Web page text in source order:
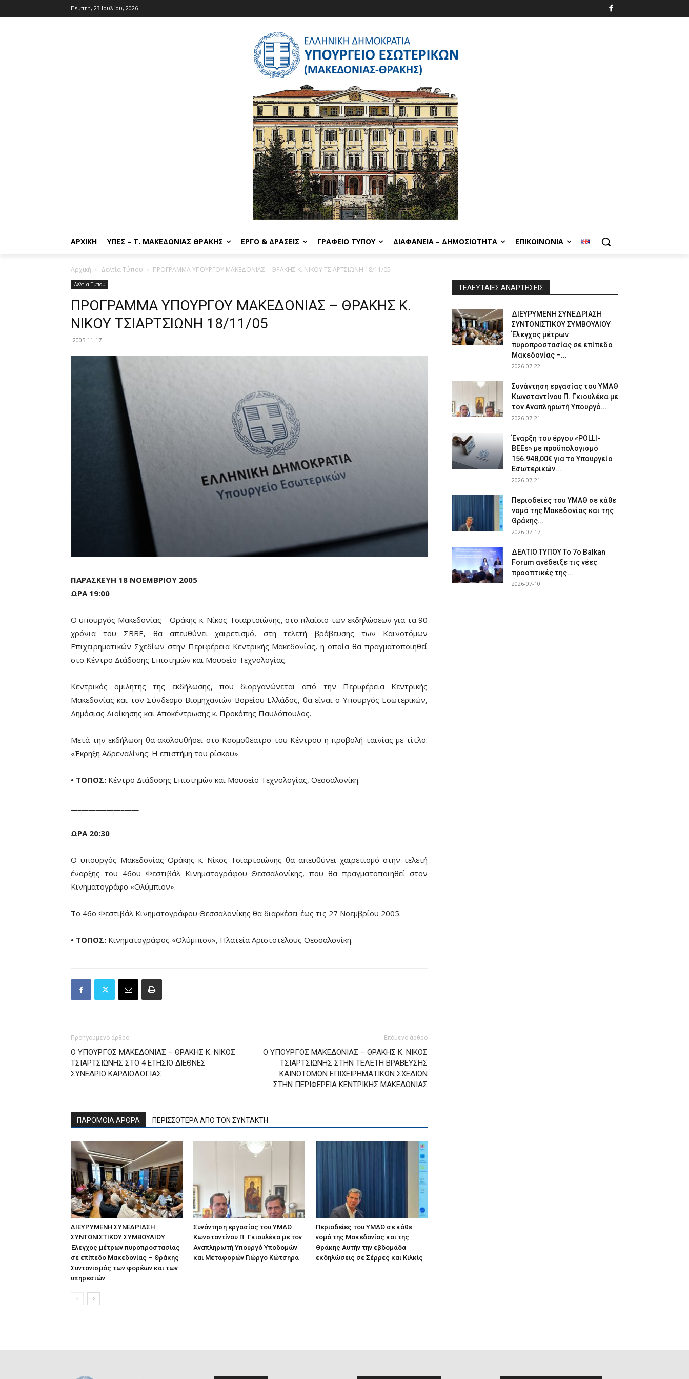
Πέμπτη, 23 Ιουλίου, 2026
ΑΡΧΙΚΉ ΥΠΕΣ – Τ. ΜΑΚΕΔΟΝΊΑΣ ΘΡΆΚΗΣ ΈΡΓΟ & ΔΡΆΣΕΙΣ ΓΡΑΦΕΊΟ ΤΎΠΟΥ ΔΙΑΦΆΝΕΙΑ – ΔΗΜΟΣΙΌΤΗΤΑ ΕΠΙΚΟΙΝΩΝΊΑ
Αρχική Δελτία Τύπου ΠΡΟΓΡΑΜΜΑ ΥΠΟΥΡΓΟΥ ΜΑΚΕΔΟΝΙΑΣ – ΘΡΑΚΗΣ Κ. ΝΙΚΟΥ ΤΣΙΑΡΤΣΙΩΝΗ 18/11/05
Δελτία Τύπου
ΠΡΟΓΡΑΜΜΑ ΥΠΟΥΡΓΟΥ ΜΑΚΕΔΟΝΙΑΣ – ΘΡΑΚΗΣ Κ.
ΝΙΚΟΥ ΤΣΙΑΡΤΣΙΩΝΗ 18/11/05
2005-11-17
ΠΑΡΑΣΚΕΥΗ 18 ΝΟΕΜΒΡΙΟΥ 2005
ΩΡΑ 19:00
Ο υπουργός Μακεδονίας – Θράκης κ. Νίκος Τσιαρτσιώνης, στο πλαίσιο των εκδηλώσεων για τα 90
χρόνια του ΣΒΒΕ, θα απευθύνει χαιρετισμό, στη τελετή βράβευσης των Καινοτόμων
Επιχειρηματικών Σχεδίων στην Περιφέρεια Κεντρικής Μακεδονίας, η οποία θα πραγματοποιηθεί
στο Κέντρο Διάδοσης Επιστημών και Μουσείο Τεχνολογίας.
Κεντρικός ομιλητής της εκδήλωσης, που διοργανώνεται από την Περιφέρεια Κεντρικής
Μακεδονίας και τον Σύνδεσμο Βιομηχανιών Βορείου Ελλάδος, θα είναι ο Υπουργός Εσωτερικών,
Δημόσιας Διοίκησης και Αποκέντρωσης κ. Προκόπης Παυλόπουλος.
Μετά την εκδήλωση θα ακολουθήσει στο Κοσμοθέατρο του Κέντρου η προβολή ταινίας με τίτλο:
«Έκρηξη Αδρεναλίνης: Η επιστήμη του ρίσκου».
• ΤΟΠΟΣ: Κέντρο Διάδοσης Επιστημών και Μουσείο Τεχνολογίας, Θεσσαλονίκη.
ΩΡΑ 20:30
Ο υπουργός Μακεδονίας Θράκης κ. Νίκος Τσιαρτσιώνης θα απευθύνει χαιρετισμό στην τελετή
έναρξης του 46ου Φεστιβάλ Κινηματογράφου Θεσσαλονίκης, που θα πραγματοποιηθεί στον
Κινηματογράφο «Ολύμπιον».
Το 46ο Φεστιβάλ Κινηματογράφου Θεσσαλονίκης θα διαρκέσει έως τις 27 Νοεμβρίου 2005.
• ΤΟΠΟΣ: Κινηματογράφος «Ολύμπιον», Πλατεία Αριστοτέλους Θεσσαλονίκη.
Προηγούμενο άρθρο
Ο ΥΠΟΥΡΓΟΣ ΜΑΚΕΔΟΝΙΑΣ – ΘΡΑΚΗΣ Κ. ΝΙΚΟΣ
ΤΣΙΑΡΤΣΙΩΝΗΣ ΣΤΟ 4 ΕΤΗΣΙΟ ΔΙΕΘΝΕΣ
ΣΥΝΕΔΡΙΟ ΚΑΡΔΙΟΛΟΓΙΑΣ
Επόμενο άρθρο
Ο ΥΠΟΥΡΓΟΣ ΜΑΚΕΔΟΝΙΑΣ – ΘΡΑΚΗΣ Κ. ΝΙΚΟΣ
ΤΣΙΑΡΤΣΙΩΝΗΣ ΣΤΗΝ ΤΕΛΕΤΗ ΒΡΑΒΕΥΣΗΣ
ΚΑΙΝΟΤΟΜΩΝ ΕΠΙΧΕΙΡΗΜΑΤΙΚΩΝ ΣΧΕΔΙΩΝ
ΣΤΗΝ ΠΕΡΙΦΕΡΕΙΑ ΚΕΝΤΡΙΚΗΣ ΜΑΚΕΔΟΝΙΑΣ
ΠΑΡΟΜΟΙΑ ΑΡΘΡΑ ΠΕΡΙΣΣΟΤΕΡΑ ΑΠΟ ΤΟΝ ΣΥΝΤΑΚΤΗ
ΔΙΕΥΡΥΜΕΝΗ ΣΥΝΕΔΡΙΑΣΗ
ΣΥΝΤΟΝΙΣΤΙΚΟΥ ΣΥΜΒΟΥΛΙΟΥ
Έλεγχος μέτρων πυροπροστασίας
σε επίπεδο Μακεδονίας – Θράκης
Συντονισμός των φορέων και των
υπηρεσιών
Συνάντηση εργασίας του ΥΜΑΘ
Κωνσταντίνου Π. Γκιουλέκα με τον
Αναπληρωτή Υπουργό Υποδομών
και Μεταφορών Γιώργο Κώτσηρα
Περιοδείες του ΥΜΑΘ σε κάθε
νομό της Μακεδονίας και της
Θράκης Αυτήν την εβδομάδα
εκδηλώσεις σε Σέρρες και Κιλκίς
ΤΕΛΕΥΤΑΙΕΣ ΑΝΑΡΤΗΣΕΙΣ
ΔΙΕΥΡΥΜΕΝΗ ΣΥΝΕΔΡΙΑΣΗ
ΣΥΝΤΟΝΙΣΤΙΚΟΥ ΣΥΜΒΟΥΛΙΟΥ
Έλεγχος μέτρων
πυροπροστασίας σε επίπεδο
Μακεδονίας –...
2026-07-22
Συνάντηση εργασίας του ΥΜΑΘ
Κωνσταντίνου Π. Γκιουλέκα με
τον Αναπληρωτή Υπουργό...
2026-07-21
Έναρξη του έργου «POLLI-
BEEs» με προϋπολογισμό
156.948,00€ για το Υπουργείο
Εσωτερικών...
2026-07-21
Περιοδείες του ΥΜΑΘ σε κάθε
νομό της Μακεδονίας και της
Θράκης...
2026-07-17
ΔΕΛΤΙΟ ΤΥΠΟΥ Το 7ο Balkan
Forum ανέδειξε τις νέες
προοπτικές της...
2026-07-10